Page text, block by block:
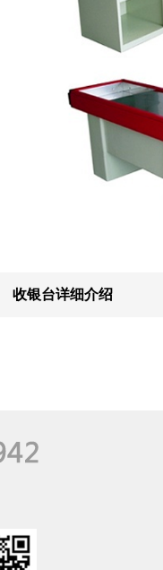
收银台详细介绍